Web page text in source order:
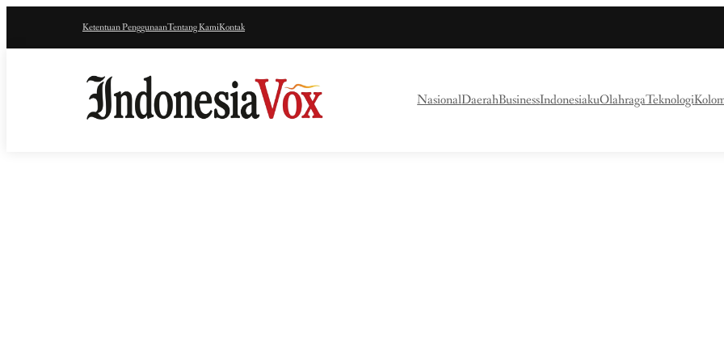
Ketentuan PenggunaanTentang KamiKontak
NasionalDaerahBusinessIndonesiakuOlahragaTeknologi